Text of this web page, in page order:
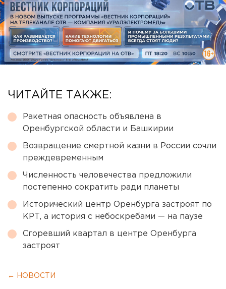
ЧИТАЙТЕ ТАКЖЕ:
Ракетная опасность объявлена в
Оренбургской области и Башкирии
Возвращение смертной казни в России сочли
преждевременным
Численность человечества предложили
постепенно сократить ради планеты
Исторический центр Оренбурга застроят по
КРТ, а история с небоскребами — на паузе
Сгоревший квартал в центре Оренбурга
застроят
← НОВОСТИ